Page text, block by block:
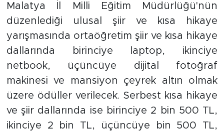
Malatya İl Milli Eğitim Müdürlüğü'nün
düzenlediği ulusal şiir ve kısa hikaye
yarışmasında ortaöğretim şiir ve kısa hikaye
dallarında birinciye laptop, ikinciye
netbook, üçüncüye dijital fotoğraf
makinesi ve mansiyon çeyrek altın olmak
üzere ödüller verilecek. Serbest kısa hikaye
ve şiir dallarında ise birinciye 2 bin 500 TL,
ikinciye 2 bin TL, üçüncüye bin 500 TL,
Dünya
Yazıhan
Kuluncak
Yeşilyurt